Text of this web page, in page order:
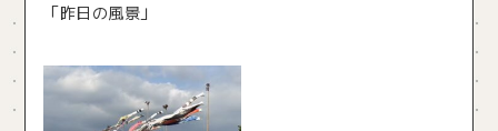
「昨日の風景」